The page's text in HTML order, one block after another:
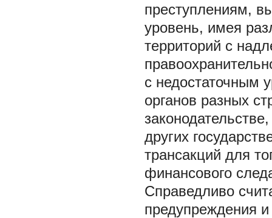
преступлениям,
уровень, имея
территорий с
с недостаточным
органов разных
других
трансакций для
финансового
Справедливо
предупреждения и